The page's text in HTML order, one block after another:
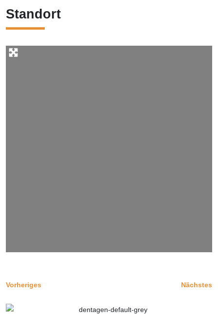
Standort
Vorheriges Nächstes